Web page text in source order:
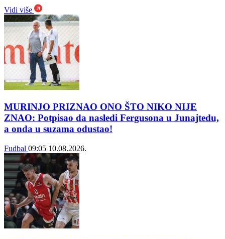
Vidi više
MURINJO PRIZNAO ONO ŠTO NIKO NIJE
ZNAO: Potpisao da nasledi Fergusona u Junajtedu,
a onda u suzama odustao!
Fudbal 09:05 10.08.2026.